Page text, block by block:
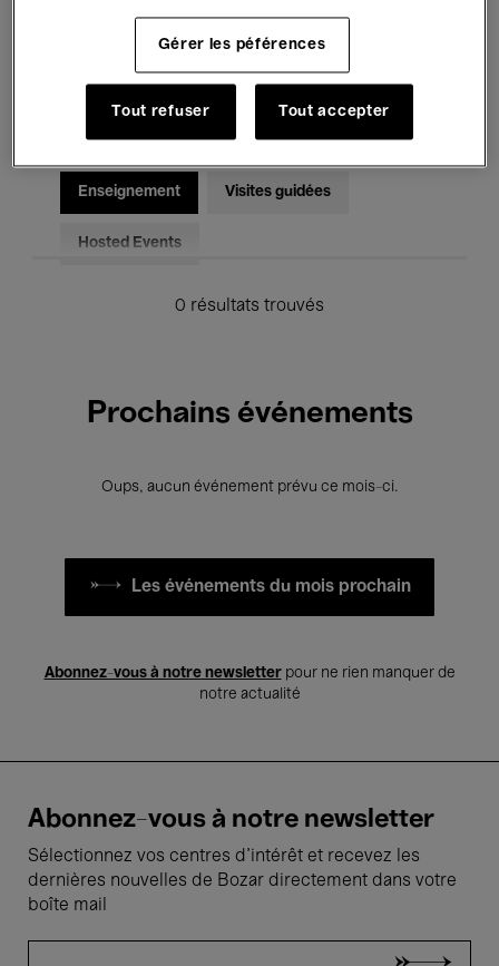
Musique électronique
Pour tous Kids’ Palace
Enseignement Visites guidées
Hosted Events
0 résultats trouvés
Prochains événements
Oups, aucun événement prévu ce mois-ci.
Les événements du mois prochain
Abonnez-vous à notre newsletterpour ne rien manquer de
notre actualité
Abonnez-vous à notre newsletter
Sélectionnez vos centres d'intérêt et recevez les
dernières nouvelles de Bozar directement dans votre
boîte mail
Gérer les péférences
Tout refuser Tout accepter